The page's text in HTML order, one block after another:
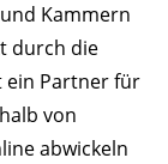
Kammern
durch die
ein Partner für
von
abwickeln